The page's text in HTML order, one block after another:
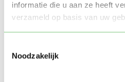
informatie die u aan ze heeft
verzameld op basis van uw
Noodzakelijk
E-mailadres is geverifieerd